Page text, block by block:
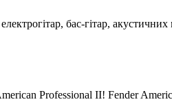
бас-гітар, акустичних
Professional II! Fender